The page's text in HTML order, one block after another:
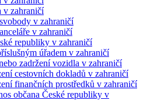
v zahraničí
v zahraničí
v zahraničí
republiky v zahraničí
úřadem v zahraničí
zadržení vozidla v zahraničí
cestovních dokladů v zahraničí
finančních prostředků v zahraničí
občana České republiky v